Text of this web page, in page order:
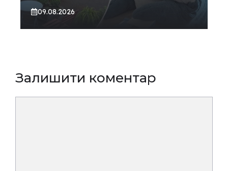
09.08.2026
Залишити коментар